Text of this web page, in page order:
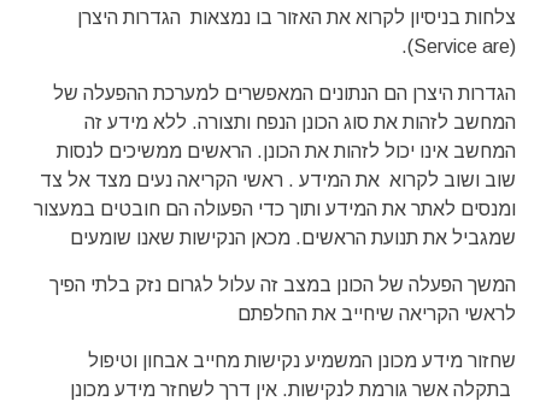
צלחות בניסיון לקרוא את האזור בו נמצאות הגדרות היצרן
(Service are).
הגדרות היצרן הם הנתונים המאפשרים למערכת ההפעלה של
המחשב לזהות את סוג הכונן הנפח ותצורה. ללא מידע זה
המחשב אינו יכול לזהות את הכונן. הראשים ממשיכים לנסות
שוב ושוב לקרוא את המידע . ראשי הקריאה נעים מצד אל צד
ומנסים לאתר את המידע ותוך כדי הפעולה הם חובטים במעצור
שמגביל את תנועת הראשים. מכאן הנקישות שאנו שומעים
המשך הפעלה של הכונן במצב זה עלול לגרום נזק בלתי הפיך
לראשי הקריאה שיחייב את החלפתם
שחזור מידע מכונן המשמיע נקישות מחייב אבחון וטיפול
בתקלה אשר גורמת לנקישות. אין דרך לשחזר מידע מכונן